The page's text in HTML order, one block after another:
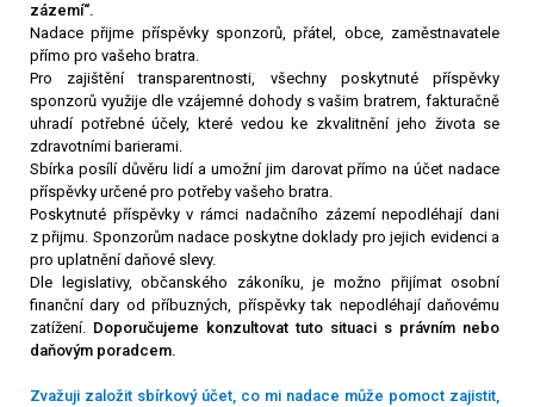
zázemí“.
Nadace přijme příspěvky sponzorů, přátel, obce, zaměstnavatele
přímo pro vašeho bratra.
Pro zajištění transparentnosti, všechny poskytnuté příspěvky
sponzorů využije dle vzájemné dohody s vašim bratrem, fakturačně
uhradí potřebné účely, které vedou ke zkvalitnění jeho života se
zdravotními barierami.
Sbírka posílí důvěru lidí a umožní jim darovat přímo na účet nadace
příspěvky určené pro potřeby vašeho bratra.
Poskytnuté příspěvky v rámci nadačního zázemí nepodléhají dani
z přijmu. Sponzorům nadace poskytne doklady pro jejich evidenci a
pro uplatnění daňové slevy.
Dle legislativy, občanského zákoníku, je možno přijímat osobní
finanční dary od příbuzných, příspěvky tak nepodléhají daňovému
zatížení. Doporučujeme konzultovat tuto situaci s právním nebo
daňovým poradcem.
Zvažuji založit sbírkový účet, co mi nadace může pomoct zajistit,